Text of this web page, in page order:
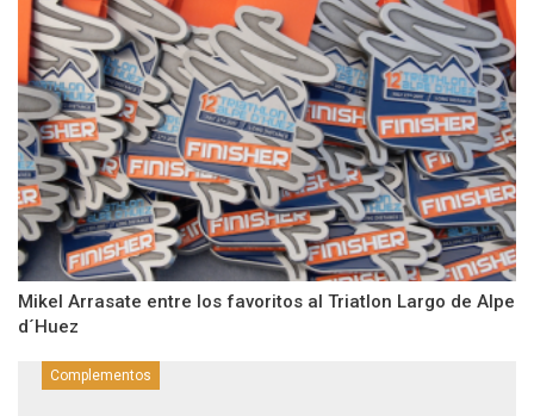
Mikel Arrasate entre los favoritos al Triatlon Largo de Alpe
d´Huez
Complementos